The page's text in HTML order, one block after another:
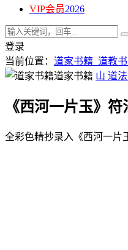
VIP会员2026
登录
当前位置： 道家书籍_道教
道家书籍 山 道
《西河一片玉》
全彩色精抄录入《西河一片